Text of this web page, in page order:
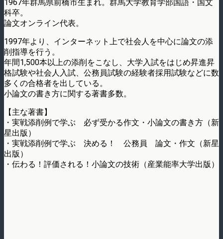
1967年群馬県前橋市生まれ。群馬大学教育学部国語・国文
科卒。
論文オンライン代表。
1997年より、インターネット上で社会人を中心に論文の添
削指導を行う。
年間1,500本以上の添削をこなし、大学入試をはじめ昇進昇
格試験や社会人入試、公務員試験の経験者採用試験などに数
多くの合格者を出している。
小論文の書き方に関する著書多数。
【主な著書】
・実戦添削例で学ぶ 必ず受かる作文・小論文の書き方（新
星出版）
・実戦添削例で学ぶ 決める！ 公務員 論文・作文（新星
出版）
・伝わる！評価される！小論文の技術（産業能率大学出版）